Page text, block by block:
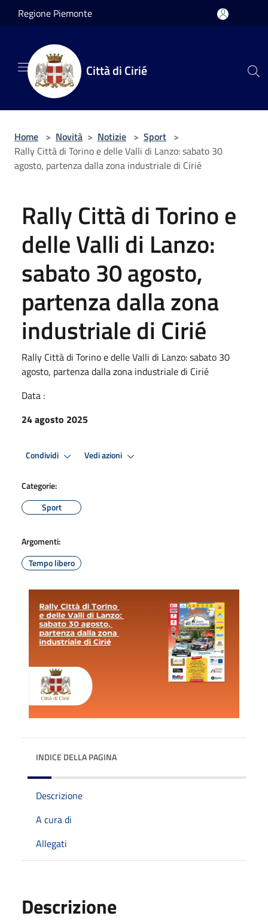
Salta al contenuto principale
Regione Piemonte
Città di Cirié
Home > Novità > Notizie > Sport >
Rally Città di Torino e delle Valli di Lanzo: sabato 30
agosto, partenza dalla zona industriale di Cirié
Rally Città di Torino e
delle Valli di Lanzo:
sabato 30 agosto,
partenza dalla zona
industriale di Cirié
Rally Città di Torino e delle Valli di Lanzo: sabato 30
agosto, partenza dalla zona industriale di Cirié
Data :
24 agosto 2025
Condividi Vedi azioni
Categorie:
Sport
Argomenti:
Tempo libero
INDICE DELLA PAGINA
Descrizione
A cura di
Allegati
Descrizione